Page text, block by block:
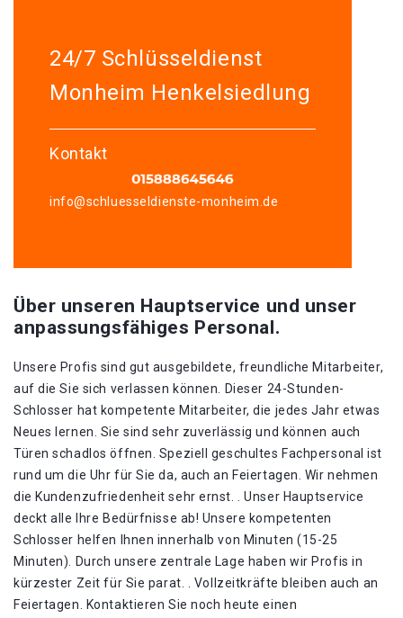
24/7 Schlüsseldienst
Monheim Henkelsiedlung
Kontakt
info@schluesseldienste-monheim.de
Über unseren Hauptservice und unser
anpassungsfähiges Personal.
Unsere Profis sind gut ausgebildete, freundliche Mitarbeiter,
auf die Sie sich verlassen können. Dieser 24-Stunden-
Schlosser hat kompetente Mitarbeiter, die jedes Jahr etwas
Neues lernen. Sie sind sehr zuverlässig und können auch
Türen schadlos öffnen. Speziell geschultes Fachpersonal ist
rund um die Uhr für Sie da, auch an Feiertagen. Wir nehmen
die Kundenzufriedenheit sehr ernst. . Unser Hauptservice
deckt alle Ihre Bedürfnisse ab! Unsere kompetenten
Schlosser helfen Ihnen innerhalb von Minuten (15-25
Minuten). Durch unsere zentrale Lage haben wir Profis in
kürzester Zeit für Sie parat. . Vollzeitkräfte bleiben auch an
Feiertagen. Kontaktieren Sie noch heute einen